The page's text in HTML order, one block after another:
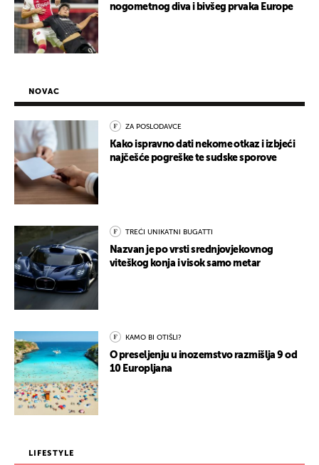
nogometnog diva i bivšeg prvaka Europe
NOVAC
ZA POSLODAVCE
Kako ispravno dati nekome otkaz i izbjeći
najčešće pogreške te sudske sporove
TREĆI UNIKATNI BUGATTI
Nazvan je po vrsti srednjovjekovnog
viteškog konja i visok samo metar
KAMO BI OTIŠLI?
O preseljenju u inozemstvo razmišlja 9 od
10 Europljana
LIFESTYLE